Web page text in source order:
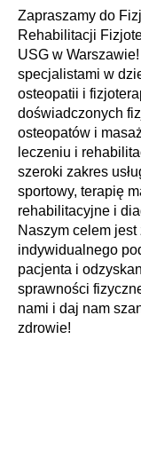
Zapraszamy do
Rehabilitacji
USG w
specjalistami w
osteopatii i
doświadczonych
osteopatów i
leczeniu i
szeroki zakres
sportowy, terapię
rehabilitacyjne i
Naszym celem
indywidualnego
pacjenta i
sprawności
nami i daj nam
zdrowie!